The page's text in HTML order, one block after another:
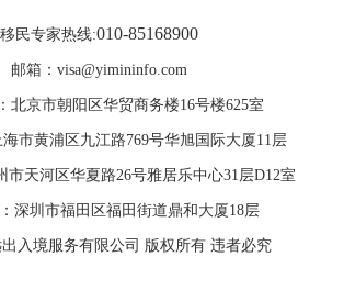
移民专家热线:010-85168900
邮箱：visa@yimininfo.com
北京市朝阳区华贸商务楼16号楼625室
市黄浦区九江路769号华旭国际大厦11层
市天河区华夏路26号雅居乐中心31层D12室
深圳市福田区福田街道鼎和大厦18层
入境服务有限公司 版权所有 违者必究